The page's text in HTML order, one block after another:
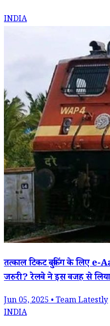
INDIA
तत्काल टिकट बुकिंग के लिए
जरुरी? रेलवे ने इस वजह से
Jun 05, 2025 • Team Latestly
INDIA